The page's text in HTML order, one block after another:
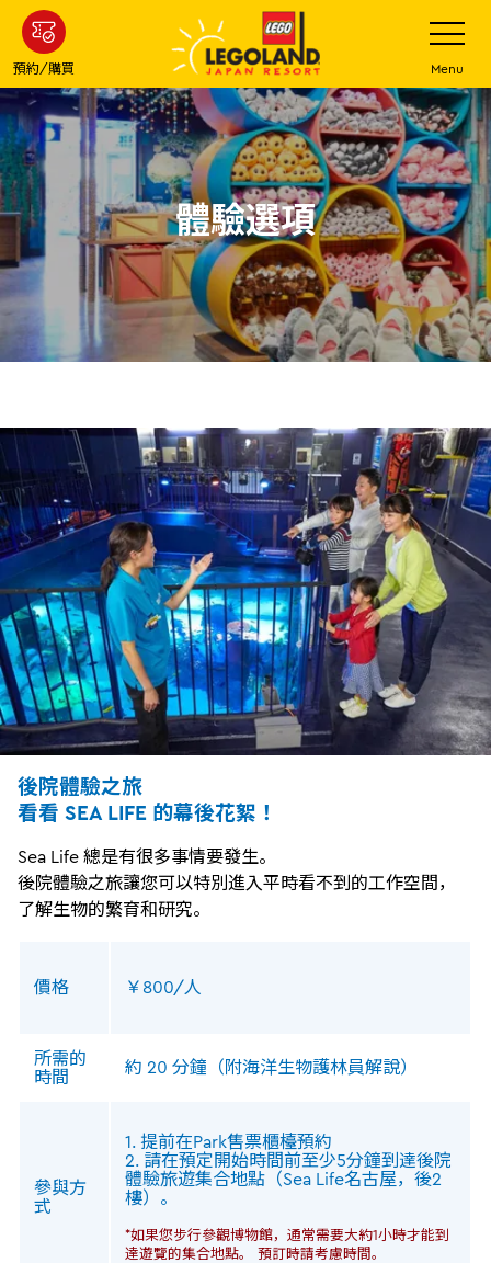
步
主
要
內
容
預約/購買
打
開
網
站
菜
單
Menu
體驗選項
後院體驗之旅
看看 SEA LIFE 的幕後花絮！
Sea Life 總是有很多事情要發生。
後院體驗之旅讓您可以特別進入平時看不到的工作空間，
了解生物的繁育和研究。
價格 ￥800/人
所需的
時間
約 20 分鐘（附海洋生物護林員解說）
參與方
式
1. 提前在Park售票櫃檯預約
2. 請在預定開始時間前至少5分鐘到達後院
體驗旅遊集合地點（Sea Life名古屋，後2
樓）。
*如果您步行參觀博物館，通常需要大約1小時才能到
達遊覽的集合地點。 預訂時請考慮時間。